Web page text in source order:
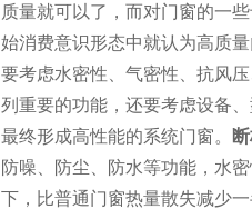
质量就可以了，而对门窗的一
始消费意识形态中就认为高质
要考虑水密性、气密性、抗风
列重要的功能，还要考虑设备
最终形成高性能的系统门窗。
防噪、防尘、防水等功能，水
下，比普通门窗热量散失减少一